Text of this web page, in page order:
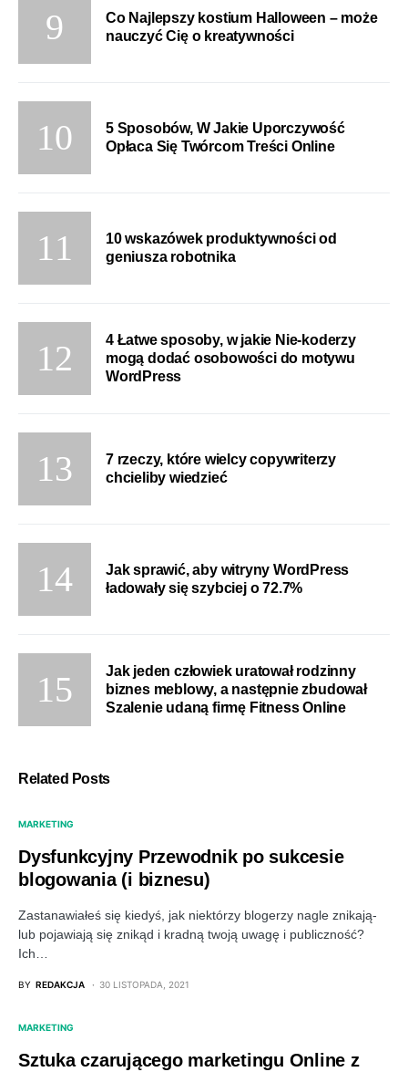
Co Najlepszy kostium Halloween – może
nauczyć Cię o kreatywności
5 Sposobów, W Jakie Uporczywość
Opłaca Się Twórcom Treści Online
10 wskazówek produktywności od
geniusza robotnika
4 Łatwe sposoby, w jakie Nie-koderzy
mogą dodać osobowości do motywu
WordPress
7 rzeczy, które wielcy copywriterzy
chcieliby wiedzieć
Jak sprawić, aby witryny WordPress
ładowały się szybciej o 72.7%
Jak jeden człowiek uratował rodzinny
biznes meblowy, a następnie zbudował
Szalenie udaną firmę Fitness Online
Related Posts
MARKETING
Dysfunkcyjny Przewodnik po sukcesie
blogowania (i biznesu)
Zastanawiałeś się kiedyś, jak niektórzy blogerzy nagle znikają-
lub pojawiają się znikąd i kradną twoją uwagę i publiczność?
Ich…
BY REDAKCJA 30 LISTOPADA, 2021
MARKETING
Sztuka czarującego marketingu Online z